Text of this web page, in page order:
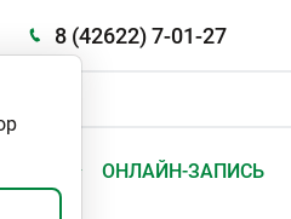
8 (42622) 7-01-27
ОНЛАЙН-ЗАПИСЬ